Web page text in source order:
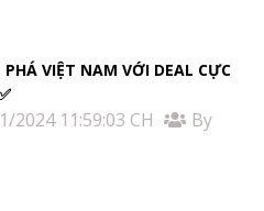
PHÁ VIỆT NAM VỚI DEAL CỰC
2024 11:59:03 CH
By